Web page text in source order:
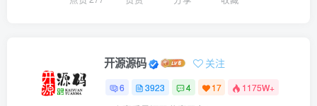
开源源码 关注
6 3923 4 17 1175W+